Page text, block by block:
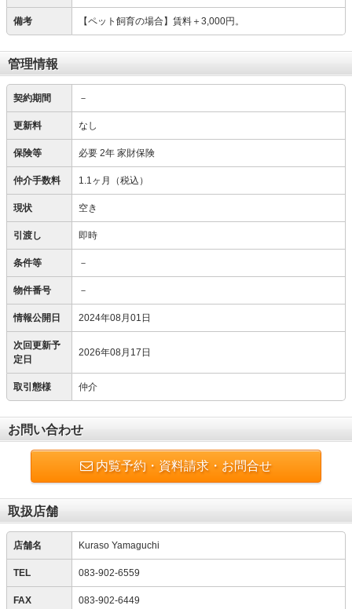
備考 【ペット飼育の場合】賃料＋3,000円。
管理情報
契約期間 －
更新料 なし
保険等 必要 2年 家財保険
仲介手数料 1.1ヶ月（税込）
現状 空き
引渡し 即時
条件等 －
物件番号 －
情報公開日 2024年08月01日
次回更新予
定日
2026年08月17日
取引態様 仲介
お問い合わせ
内覧予約・資料請求・お問合せ
取扱店舗
店舗名 Kuraso Yamaguchi
TEL 083-902-6559
FAX 083-902-6449